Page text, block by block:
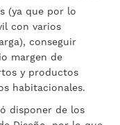
(ya que por lo
con varios
conseguir
margen de
y productos
habitacionales.
disponer de los